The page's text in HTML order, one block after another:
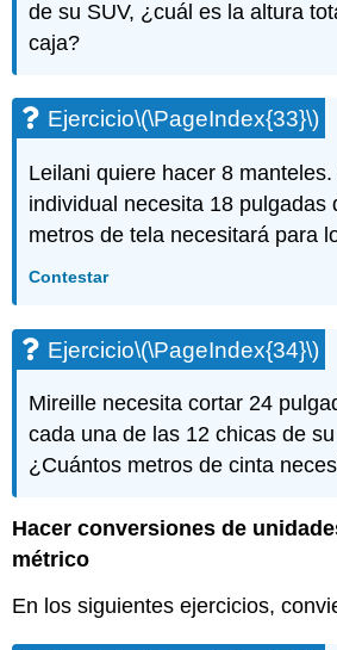
de su SUV, ¿cuál es la altura
caja?
Ejercicio\(\PageIndex{33}\)
Leilani quiere hacer 8
individual necesita 18 pulgadas
metros de tela necesitará para
Contestar
Ejercicio\(\PageIndex{34}\)
Mireille necesita cortar 24
cada una de las 12 chicas de
¿Cuántos metros de cinta
Hacer conversiones de
métrico
En los siguientes ejercicios,